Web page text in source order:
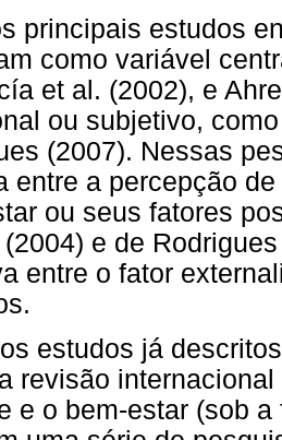
principais estudos
como variável
et al. (2002), e
ou subjetivo,
(2007). Nessas
entre a percepção
ou seus fatores
(2004) e de
entre o fator
estudos já
revisão
e o bem-estar (sob